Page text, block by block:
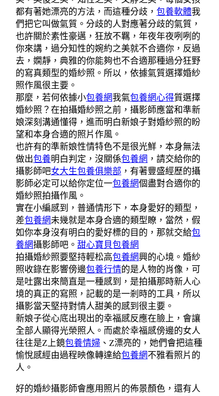
都有著她漂亮的方法，而這種分歧， 包養軟體我
們把它叫做氣質。分歧的人對應著分歧的氣質，
也許關於素性豪邁，狂放不羈，年夜年夜咧咧的
你來講，過分知性的婉約之美就不合適你，反過
去，嫻靜，典雅的你能夠也不合適那種過分狂野
的寫真類型的婚紗照。所以，依據氣質選擇婚紗
照作風很主要。
那麼，若何依據小包養網我氣包養網心得質選擇
婚紗照？在拍攝婚紗照之前，攝影師應當和準新
娘深刻溝通懂得，進而明白新娘子對婚紗照的盼
望和本身合適的照片作風。
也許有的準新娘性情特色不是很光鮮，本身無法
做出包養明白判定，沒關係包養網 ，請交給你的
攝影師吧女大生包養俱樂部 ，有著豐盛經歷的攝
影師必定可以給你定位一包養網個盡對合適你的
婚紗照拍攝作風。
實在小編感到，普通情形下，本身愛好的類型，
差包養網未幾就是本身合適的類型瞭，當然，假
如你本身沒有明白的愛好標的目的，那就交給包
養網攝影師吧。 甜心寶貝包養網
拍攝婚紗照要堅持輕松高包養網興的心境。婚紗
照收錄在影響傍邊包養行情的是人物的肖像，可
是吐露出來簡直是一種感到，是拍攝那時新人心
境的真正的寫照，記載的是一剎時的工具，所以
攝影當天堅持對情人甜美的感到很主要。
新娘子從心底出現出的幸福感反應在臉上，會讓
全部人顯得光榮照人。而處於幸福感傍邊的女人
往往是Z上鏡包養情婦 、Z漂亮的，她們會把這種
愉悅感經由過程映像轉達給包養網不雅看照片的
人。
好的婚紗攝影師會應用照片的佈景顏色，還有人